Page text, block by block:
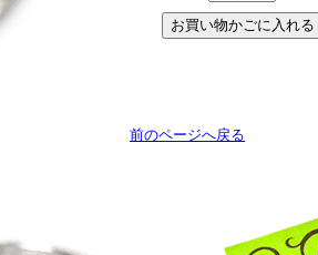
前のページへ戻る